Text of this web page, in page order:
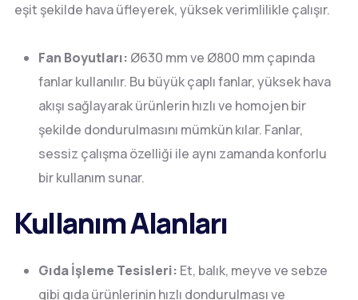
eşit şekilde hava üfleyerek, yüksek verimlilikle çalışır.
Fan Boyutları: Ø630 mm ve Ø800 mm çapında
fanlar kullanılır. Bu büyük çaplı fanlar, yüksek hava
akışı sağlayarak ürünlerin hızlı ve homojen bir
şekilde dondurulmasını mümkün kılar. Fanlar,
sessiz çalışma özelliği ile aynı zamanda konforlu
bir kullanım sunar.
Kullanım Alanları
Gıda İşleme Tesisleri: Et, balık, meyve ve sebze
gibi gıda ürünlerinin hızlı dondurulması ve